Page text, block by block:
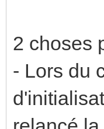
2 choses
- Lors du